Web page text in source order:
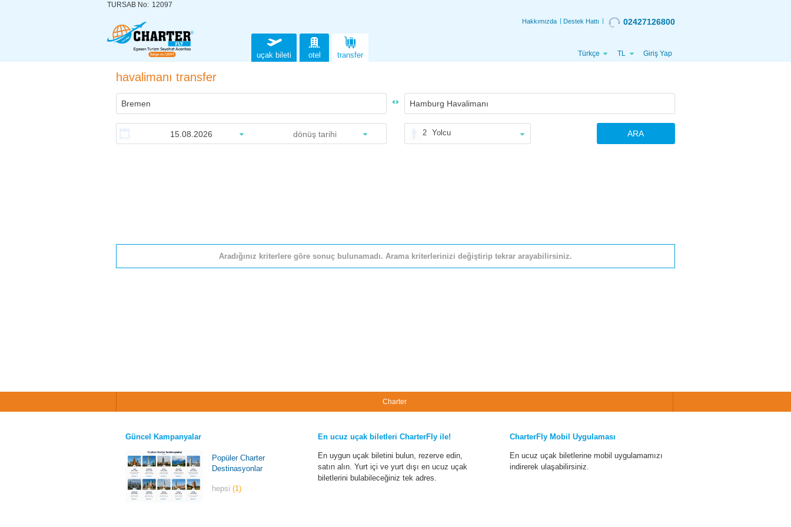
TURSAB No: 12097
Hakkımızda Destek Hattı 02427126800
uçak bileti otel transfer Türkçe TL Giriş Yap
havalimanı transfer
2 Yolcu ARA
Aradığınız kriterlere göre sonuç bulunamadı. Arama kriterlerinizi değiştirip tekrar arayabilirsiniz.
Charter
Güncel Kampanyalar
Popüler Charter
Destinasyonlar
hepsi(1)
En ucuz uçak biletleri CharterFly ile!
En uygun uçak biletini bulun, rezerve edin,
satın alın. Yurt içi ve yurt dışı en ucuz uçak
biletlerini bulabileceğiniz tek adres.
CharterFly Mobil Uygulaması
En ucuz uçak biletlerine mobil uygulamamızı
indirerek ulaşabilirsiniz.